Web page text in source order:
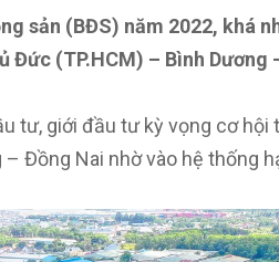
sản (BĐS) năm 2022, khá
Đức (TP.HCM) – Bình Dương
tư, giới đầu tư kỳ vọng cơ hội
Đồng Nai nhờ vào hệ thống